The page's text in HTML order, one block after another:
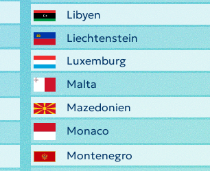
Libyen
Liechtenstein
Luxemburg
Malta
Mazedonien
Monaco
Montenegro